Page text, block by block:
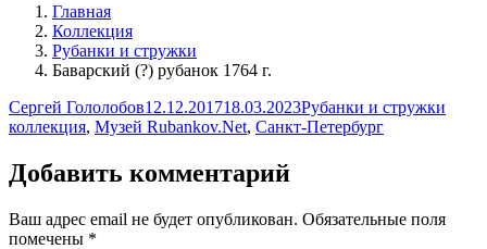
Главная
Коллекция
Рубанки и стружки
Баварский (?) рубанок 1764 г.
Автор
Сергей ГололобовОпубликовано
12.12.201718.03.2023Рубрики
Рубанки и стружки
коллекция, Музей Rubankov.Net, Санкт-Петербург
Добавить комментарий
Ваш адрес email не будет опубликован. Обязательные поля
помечены *